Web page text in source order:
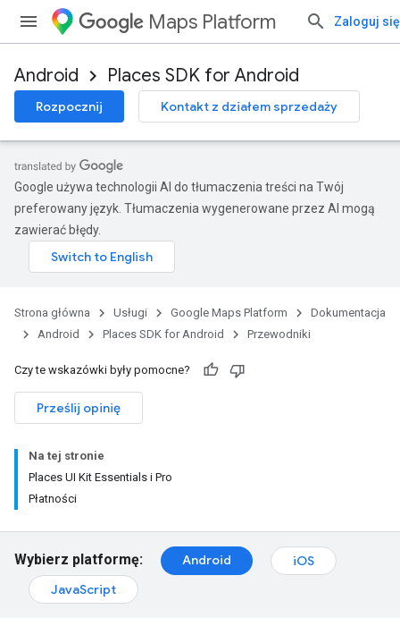
Maps Platform Zaloguj się
Android Places SDK for Android
Rozpocznij Kontakt z działem sprzedaży
Google używa technologii AI do tłumaczenia treści na Twój
preferowany język. Tłumaczenia wygenerowane przez AI mogą
zawierać błędy.
Strona główna Usługi Google Maps Platform
Dokumentacja
Android
Places SDK for Android Przewodniki
Czy te wskazówki były pomocne?
Prześlij opinię
Na tej stronie
Places UI Kit Essentials i Pro
Płatności
Wybierz platformę: Android
iOS
JavaScript